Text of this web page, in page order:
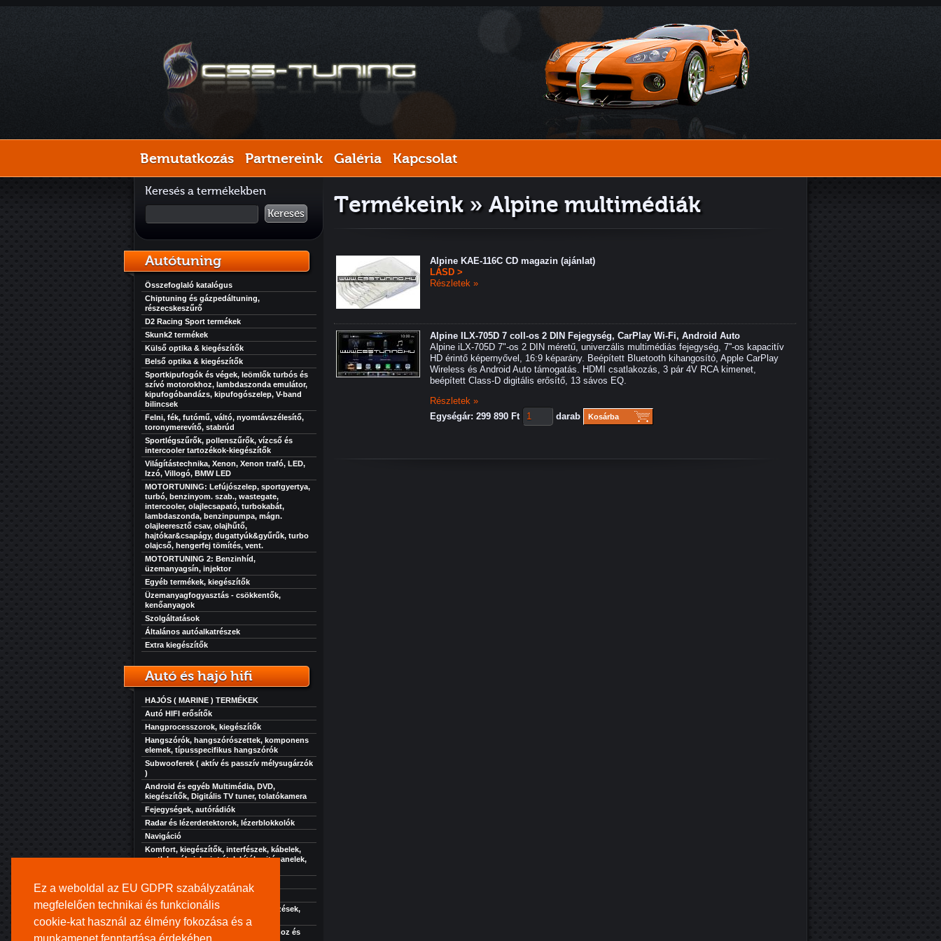
Ez a weboldal az EU GDPR szabályzatának
megfelelően technikai és funkcionális
cookie-kat használ az élmény fokozása és a
Bemutatkozás Partnereink Galéria Kapcsolat
Keresés a termékekben
Keresés
Autótuning
Összefoglaló katalógus
Chiptuning és gázpedáltuning,
részecskeszűrő
D2 Racing Sport termékek
Skunk2 termékek
Külső optika & kiegészítők
Belső optika & kiegészítők
Sportkipufogók és végek, leömlők turbós és
szívó motorokhoz, lambdaszonda emulátor,
kipufogóbandázs, kipufogószelep, V-band
bilincsek
Felni, fék, futómű, váltó, nyomtávszélesítő,
toronymerevítő, stabrúd
Sportlégszűrők, pollenszűrők, vízcső és
intercooler tartozékok-kiegészítők
Világítástechnika, Xenon, Xenon trafó, LED,
Izzó, Villogó, BMW LED
MOTORTUNING: Lefújószelep, sportgyertya,
turbó, benzinyom. szab., wastegate,
intercooler, olajlecsapató, turbokabát,
lambdaszonda, benzinpumpa, mágn.
olajleeresztő csav, olajhűtő,
hajtókar&csapágy, dugattyúk&gyűrűk, turbo
olajcső, hengerfej tömítés, vent.
MOTORTUNING 2: Benzinhíd,
üzemanyagsín, injektor
Egyéb termékek, kiegészítők
Üzemanyagfogyasztás - csökkentők,
kenőanyagok
Szolgáltatások
Általános autóalkatrészek
Extra kiegészítők
Autó és hajó hifi
HAJÓS ( MARINE ) TERMÉKEK
Autó HIFI erősítők
Hangprocesszorok, kiegészítők
Hangszórók, hangszórószettek, komponens
elemek, típusspecifikus hangszórók
Subwooferek ( aktív és passzív mélysugárzók
)
Android és egyéb Multimédia, DVD,
kiegészítők, Digitális TV tuner, tolatókamera
Fejegységek, autórádiók
Radar és lézerdetektorok, lézerblokkolók
Navigáció
Komfort, kiegészítők, interfészek, kábelek,
csatlakozók, jelszint átalakítók, ajtópanelek,
Akkuk-töltők-elektronikák
Extra kiegészítők, kényelmi berendezések,
hűtés, fűtés, stb...
Kihangosító rendszer turistajáratokhoz és
Termékeink » Alpine multimédiák
Alpine KAE-116C CD magazin (ajánlat)
LÁSD >
Részletek »
Alpine ILX-705D 7 coll-os 2 DIN Fejegység, CarPlay Wi-Fi, Android Auto
Alpine iLX-705D 7"-os 2 DIN méretű, univerzális multimédiás fejegység, 7''-os kapacitív
HD érintő képernyővel, 16:9 képarány. Beépített Bluetooth kihangosító, Apple CarPlay
Wireless és Android Auto támogatás. HDMI csatlakozás, 3 pár 4V RCA kimenet,
beépített Class-D digitális erősítő, 13 sávos EQ.
Részletek »
Egységár: 299 890 Ft
darab Kosárba